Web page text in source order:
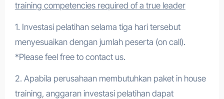
training competencies required of a true leader
1. Investasi pelatihan selama tiga hari tersebut
menyesuaikan dengan jumlah peserta (on call).
*Please feel free to contact us.
2. Apabila perusahaan membutuhkan paket in house
training, anggaran investasi pelatihan dapat